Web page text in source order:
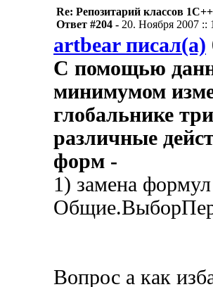
Re: Репозитарий классов
Ответ #204 - 20. Ноября 2007 ::
artbear писал(а)
С помощью
минимумом
глобальнике
различные
форм -
1) замена
Вопрос а как